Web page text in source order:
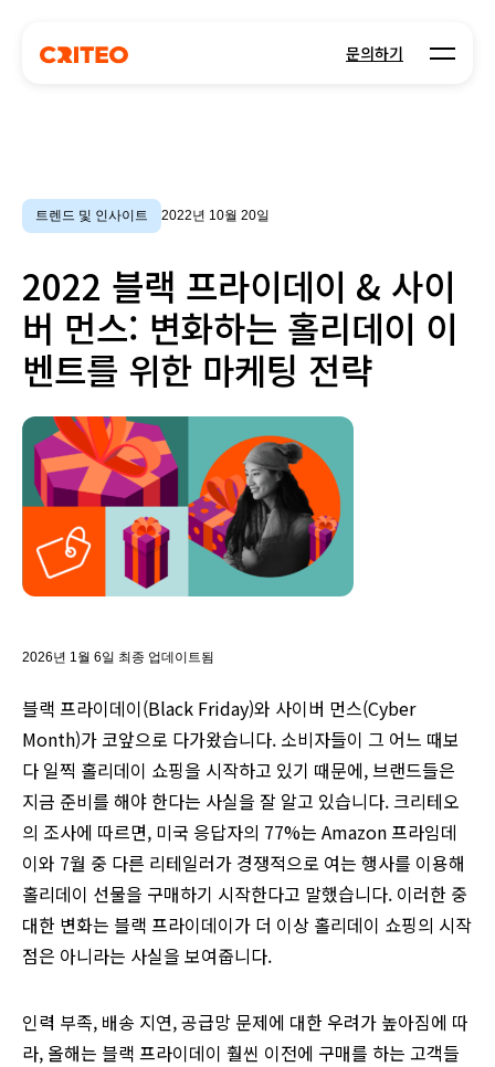
문의하기 Open
트렌드 및 인사이트 2022년 10월 20일
2022 블랙 프라이데이 & 사이
버 먼스: 변화하는 홀리데이 이
벤트를 위한 마케팅 전략
2026년 1월 6일 최종 업데이트됨
블랙 프라이데이(Black Friday)와 사이버 먼스(Cyber
Month)가 코앞으로 다가왔습니다. 소비자들이 그 어느 때보
다 일찍 홀리데이 쇼핑을 시작하고 있기 때문에, 브랜드들은
지금 준비를 해야 한다는 사실을 잘 알고 있습니다. 크리테오
의 조사에 따르면, 미국 응답자의 77%는 Amazon 프라임데
이와 7월 중 다른 리테일러가 경쟁적으로 여는 행사를 이용해
홀리데이 선물을 구매하기 시작한다고 말했습니다. 이러한 중
대한 변화는 블랙 프라이데이가 더 이상 홀리데이 쇼핑의 시작
점은 아니라는 사실을 보여줍니다.
인력 부족, 배송 지연, 공급망 문제에 대한 우려가 높아짐에 따
라, 올해는 블랙 프라이데이 훨씬 이전에 구매를 하는 고객들